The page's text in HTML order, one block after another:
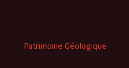
Patrimoine Géologique